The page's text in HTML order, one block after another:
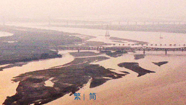
繁 | 简